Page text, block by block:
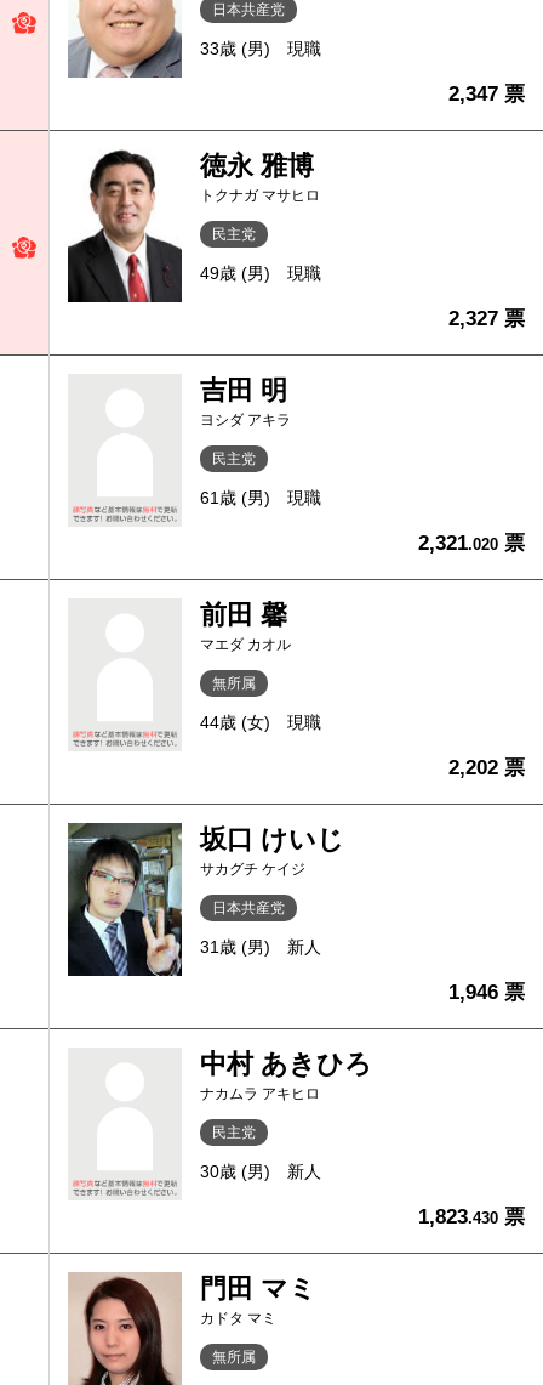
日本共産党
33歳 (男) 現職
2,347 票
徳永 雅博
トクナガ マサヒロ
民主党
49歳 (男) 現職
2,327 票
吉田 明
ヨシダ アキラ
民主党
61歳 (男) 現職
2,321.020 票
前田 馨
マエダ カオル
無所属
44歳 (女) 現職
2,202 票
坂口 けいじ
サカグチ ケイジ
日本共産党
31歳 (男) 新人
1,946 票
中村 あきひろ
ナカムラ アキヒロ
民主党
30歳 (男) 新人
1,823.430 票
門田 マミ
カドタ マミ
無所属